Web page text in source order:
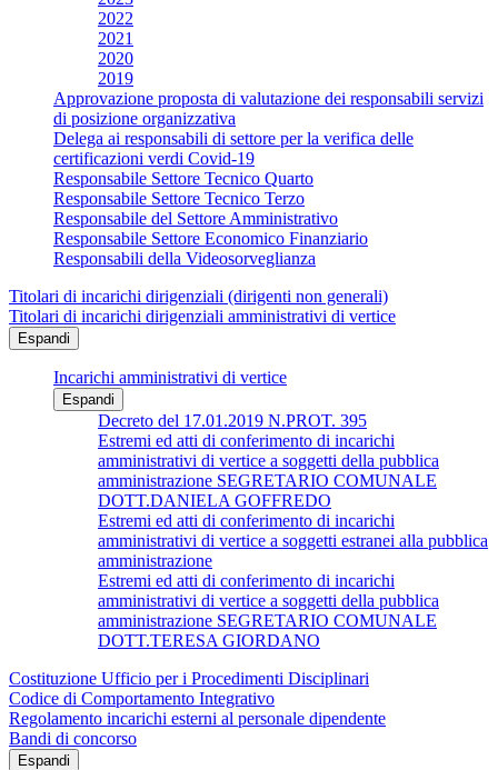
2022
2021
2020
2019
Approvazione proposta di valutazione dei responsabili servizi
di posizione organizzativa
Delega ai responsabili di settore per la verifica delle
certificazioni verdi Covid-19
Responsabile Settore Tecnico Quarto
Responsabile Settore Tecnico Terzo
Responsabile del Settore Amministrativo
Responsabile Settore Economico Finanziario
Responsabili della Videosorveglianza
Titolari di incarichi dirigenziali (dirigenti non generali)
Titolari di incarichi dirigenziali amministrativi di vertice
Espandi
Incarichi amministrativi di vertice
Espandi
Decreto del 17.01.2019 N.PROT. 395
Estremi ed atti di conferimento di incarichi
amministrativi di vertice a soggetti della pubblica
amministrazione SEGRETARIO COMUNALE
DOTT.DANIELA GOFFREDO
Estremi ed atti di conferimento di incarichi
amministrativi di vertice a soggetti estranei alla pubblica
amministrazione
Estremi ed atti di conferimento di incarichi
amministrativi di vertice a soggetti della pubblica
amministrazione SEGRETARIO COMUNALE
DOTT.TERESA GIORDANO
Costituzione Ufficio per i Procedimenti Disciplinari
Codice di Comportamento Integrativo
Regolamento incarichi esterni al personale dipendente
Bandi di concorso
Espandi